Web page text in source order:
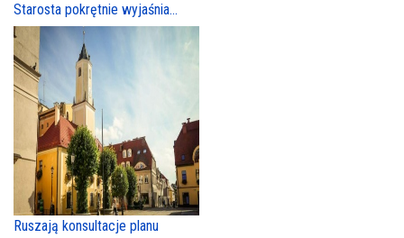
Starosta pokrętnie wyjaśnia...
Ruszają konsultacje planu